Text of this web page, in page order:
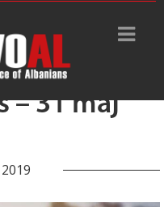
– 31 maj